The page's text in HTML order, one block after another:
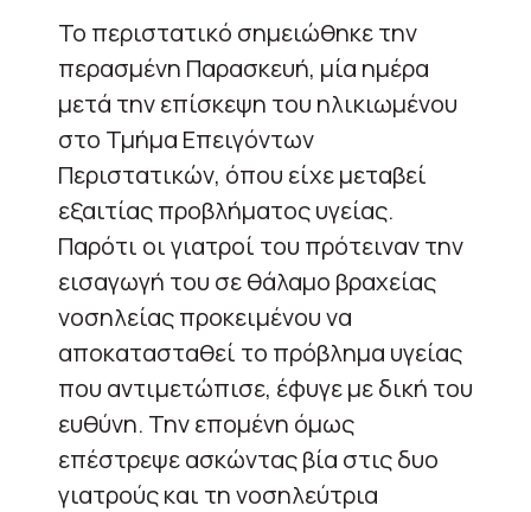
Το περιστατικό σημειώθηκε την
περασμένη Παρασκευή, μία ημέρα
μετά την επίσκεψη του ηλικιωμένου
στο Τμήμα Επειγόντων
Περιστατικών, όπου είχε μεταβεί
εξαιτίας προβλήματος υγείας.
Παρότι οι γιατροί του πρότειναν την
εισαγωγή του σε θάλαμο βραχείας
νοσηλείας προκειμένου να
αποκατασταθεί το πρόβλημα υγείας
που αντιμετώπισε, έφυγε με δική του
ευθύνη. Την επομένη όμως
επέστρεψε ασκώντας βία στις δυο
γιατρούς και τη νοσηλεύτρια